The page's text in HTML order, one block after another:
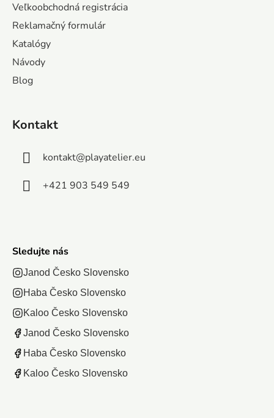
Veľkoobchodná registrácia
Reklamačný formulár
Katalógy
Návody
Blog
Kontakt
kontakt@playatelier.eu
+421 903 549 549
Sledujte nás
Janod Česko Slovensko
Haba Česko Slovensko
Kaloo Česko Slovensko
Janod Česko Slovensko
Haba Česko Slovensko
Kaloo Česko Slovensko